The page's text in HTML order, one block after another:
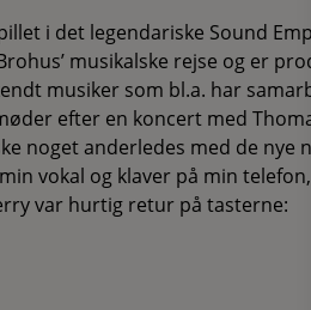
i det legendariske Sound
musikalske rejse og er
musiker som bl.a. har
efter en koncert med
noget anderledes med de nye
vokal og klaver på min
var hurtig retur på tasterne: